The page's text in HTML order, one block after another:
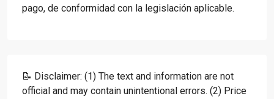
pago, de conformidad con la legislación aplicable.
📝 Disclaimer: (1) The text and information are not
official and may contain unintentional errors. (2) Price